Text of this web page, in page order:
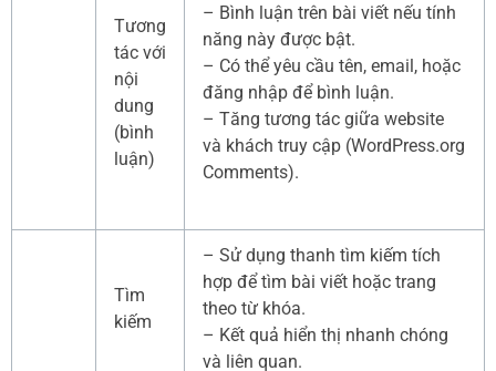
Tương
tác với
nội
dung
(bình
luận)
– Bình luận trên bài viết nếu tính
năng này được bật.
– Có thể yêu cầu tên, email, hoặc
đăng nhập để bình luận.
– Tăng tương tác giữa website
và khách truy cập (WordPress.org
Comments).
Tìm
kiếm
– Sử dụng thanh tìm kiếm tích
hợp để tìm bài viết hoặc trang
theo từ khóa.
– Kết quả hiển thị nhanh chóng
và liên quan.